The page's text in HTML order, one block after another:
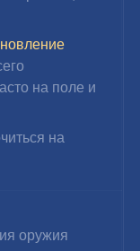
на поле и
на
оружия